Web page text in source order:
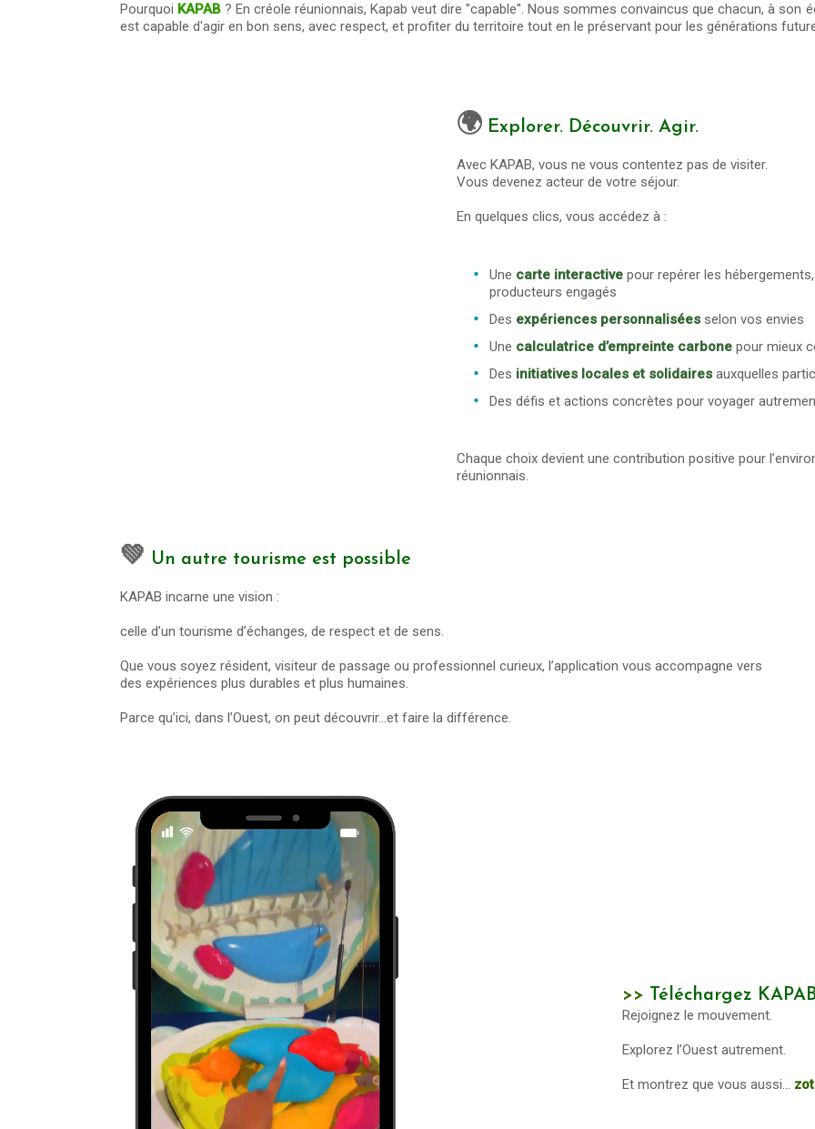
Pourquoi KAPAB ? En créole réunionnais, Kapab veut dire "capable". Nous sommes convaincus que chacun, à son
est capable d'agir en bon sens, avec respect, et profiter du territoire tout en le préservant pour les générations
🌍 Explorer. Découvrir. Agir.
Avec KAPAB, vous ne vous contentez pas de visiter.
Vous devenez acteur de votre séjour.
En quelques clics, vous accédez à :
Une carte interactivepour repérer les
producteurs engagés
Des expériences personnaliséesselon vos envies
Une calculatrice d’empreinte carbonepour mieux
Des initiatives locales et solidairesauxquelles
Des défis et actions concrètes pour voyager
Chaque choix devient une contribution positive pour
réunionnais.
💚 Un autre tourisme est possible
KAPAB incarne une vision :
celle d’un tourisme d’échanges, de respect et de sens.
Que vous soyez résident, visiteur de passage ou professionnel curieux, l’application vous accompagne vers
des expériences plus durables et plus humaines.
Parce qu’ici, dans l’Ouest, on peut découvrir…et faire la différence.
>> Téléchargez
Rejoignez le mouvement.
Explorez l’Ouest autrement.
Et montrez que vous aussi...